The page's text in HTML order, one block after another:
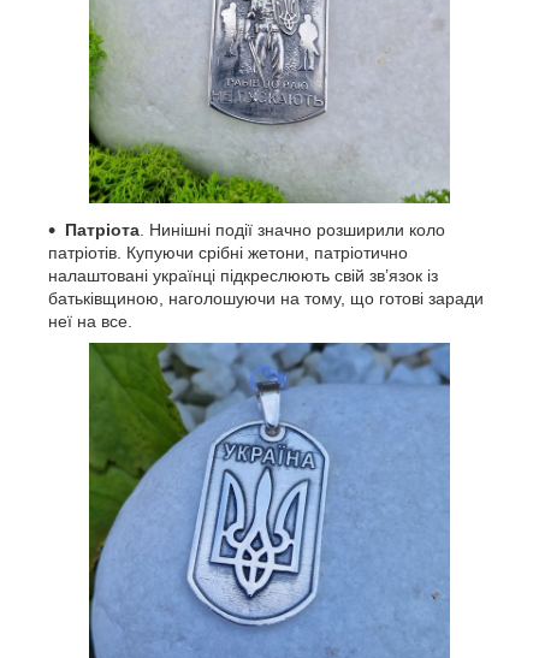
Патріота. Нинішні події значно розширили коло
патріотів. Купуючи срібні жетони, патріотично
налаштовані українці підкреслюють свій зв’язок із
батьківщиною, наголошуючи на тому, що готові заради
неї на все.